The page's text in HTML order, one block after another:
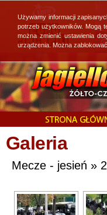
Galeria
Mecze - jesień »
Używamy informacji
potrzeb użytkowników. Mogą
można zmienić ustawienia
urządzenia. Można